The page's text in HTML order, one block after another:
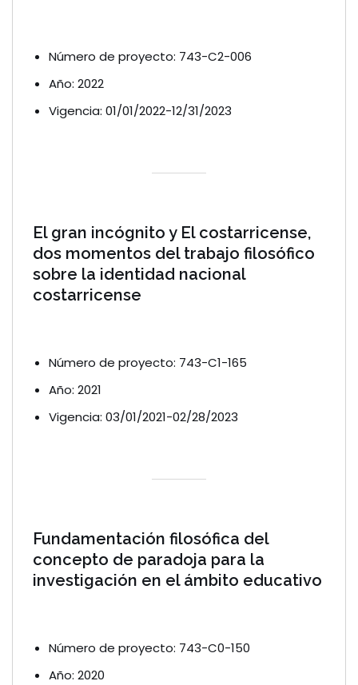
Número de proyecto: 743-C2-006
Año: 2022
Vigencia: 01/01/2022-12/31/2023
El gran incógnito y El costarricense,
dos momentos del trabajo filosófico
sobre la identidad nacional
costarricense
Número de proyecto: 743-C1-165
Año: 2021
Vigencia: 03/01/2021-02/28/2023
Fundamentación filosófica del
concepto de paradoja para la
investigación en el ámbito educativo
Número de proyecto: 743-C0-150
Año: 2020